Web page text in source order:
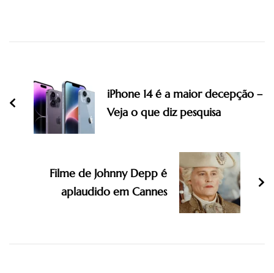
Navigation
iPhone 14 é a maior decepção –
Veja o que diz pesquisa
Filme de Johnny Depp é
aplaudido em Cannes